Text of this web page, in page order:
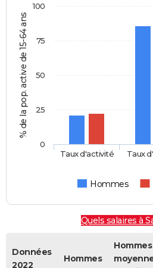
% de la pop. active de 15-64 ans
Hommes
Taux d'activité Taux
0
25
50
75
100
Quels salaires à
Données
2022
Hommes
Hommes